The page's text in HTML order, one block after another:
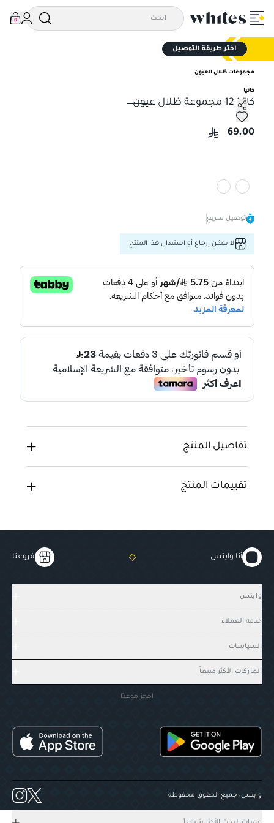
0
اختر طريقة التوصيل
مجموعات ظلال العيون
كاتيا
كاتيا 12 مجموعة ظلال عيون
كاتيا 12 مجموعة ظلال عيون
69.00
توصيل سريع
لا يمكن إرجاع أو استبدال هذا المنتج.
تفاصيل المنتج
تقييمات المنتج
أنا وايتس فروعنا
وايتس
خدمة العملاء
السياسات
الماركات الأكثر مبيعاً
احجز موعدًا
وايتس، جميع الحقوق محفوظة